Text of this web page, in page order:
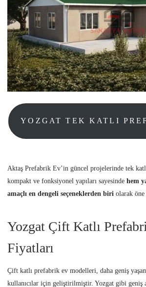
YOZGAT TEK KATLI
Aktaş Prefabrik Ev’in güncel projelerinde tek
kompakt ve fonksiyonel yapıları sayesinde hem
amaçlı en dengeli seçeneklerden biri olarak öne
Yozgat Çift Katlı
Fiyatları
Çift katlı prefabrik ev modelleri, daha geniş
kullanıcılar için geliştirilmiştir. Yozgat gibi geniş